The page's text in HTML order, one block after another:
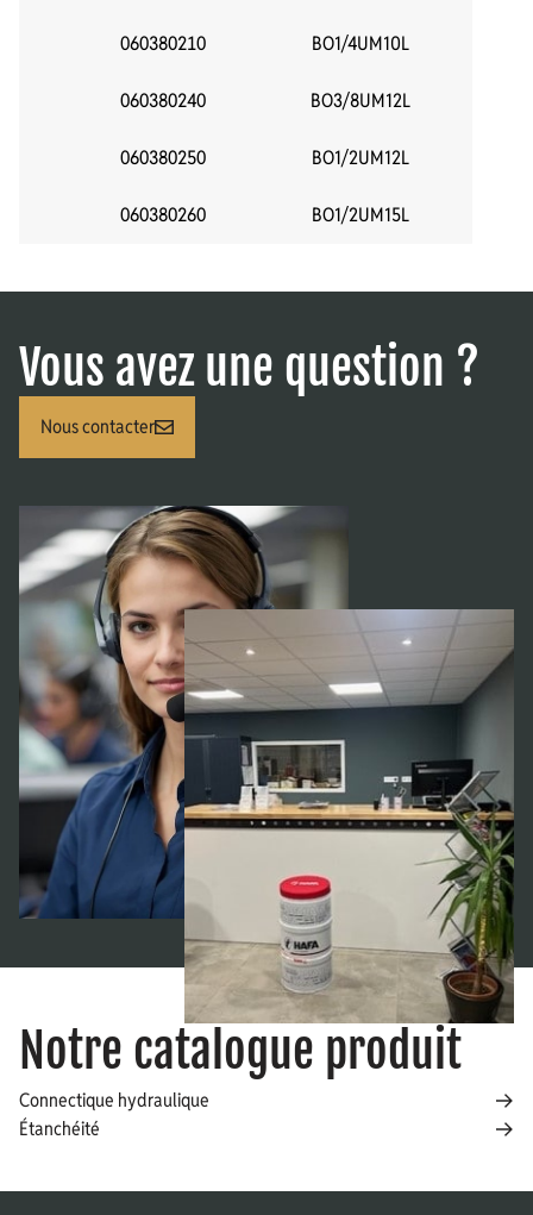
060380210 BO1/4UM10L
060380240 BO3/8UM12L
060380250 BO1/2UM12L
060380260 BO1/2UM15L
Vous avez une question ?
Nous contacter
Notre catalogue produit
Connectique hydraulique
Étanchéité